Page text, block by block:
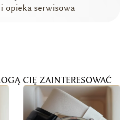
opieka serwisowa
CIĘ ZAINTERESOWAĆ